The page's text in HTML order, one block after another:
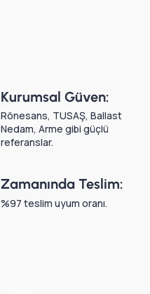
Kurumsal Güven:
Rönesans, TUSAŞ, Ballast
Nedam, Arme gibi güçlü
referanslar.
Zamanında Teslim:
%97 teslim uyum oranı.